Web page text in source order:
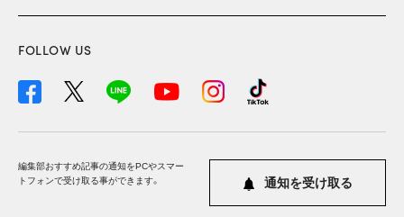
FOLLOW US
編集部おすすめ記事の通知をPCやスマー
トフォンで受け取る事ができます。
通知を受け取る